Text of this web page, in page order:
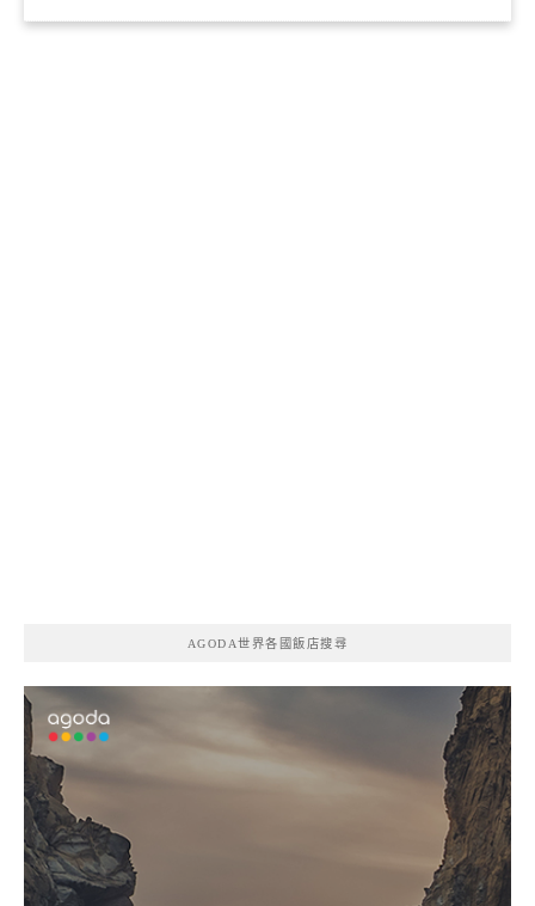
AGODA世界各國飯店搜尋